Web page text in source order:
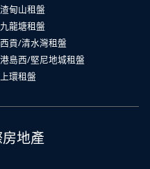
渣甸山租盤
九龍塘租盤
西貢/清水灣租盤
港島西/堅尼地城租盤
上環租盤
地產